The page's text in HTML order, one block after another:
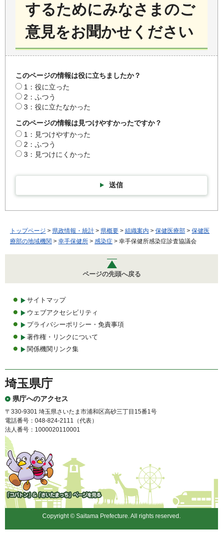
するためにみなさまのご
意見をお聞かせください
このページの情報は役に立ちましたか？
1：役に立った
2：ふつう
3：役に立たなかった
このページの情報は見つけやすかったですか？
1：見つけやすかった
2：ふつう
3：見つけにくかった
送信
トップページ > 県政情報・統計 > 県概要 > 組織案内 > 保健医療部 > 保健医
療部の地域機関 > 幸手保健所 > 感染症 > 幸手保健所感染症診査協議会
ページの先頭へ戻る
サイトマップ
ウェブアクセシビリティ
プライバシーポリシー・免責事項
著作権・リンクについて
関係機関リンク集
埼玉県庁
県庁へのアクセス
〒330-9301 埼玉県さいたま市浦和区高砂三丁目15番1号
電話番号：048-824-2111（代表）
法人番号：1000020110001
「コバトン」&「さいたまっ
ち」
Copyright © Saitama Prefecture. All rights reserved.